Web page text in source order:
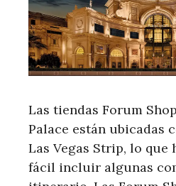
Las tiendas Forum
Palace están ubicadas
Las Vegas Strip, lo que
fácil incluir algunas